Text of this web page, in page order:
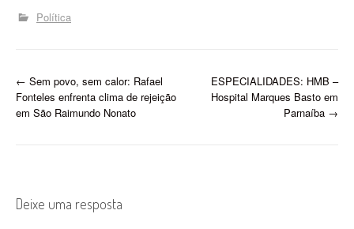
oportunidades para
com salários que chegam
a R$ 3.414,44. Organizado
pelo Instituto…
Política
P
o
n
← Sem povo, sem calor: Rafael
Fonteles enfrenta clima de rejeição
em São Raimundo Nonato
ESPECIALIDADES: HMB –
Hospital Marques Basto em
Parnaíba →
Deixe uma resposta